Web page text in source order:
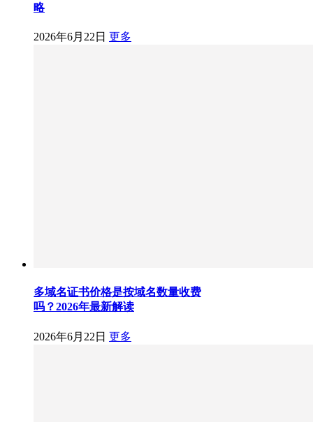
略
2026年6月22日 更多
多域名证书价格是按域名数量收费
吗？2026年最新解读
2026年6月22日 更多